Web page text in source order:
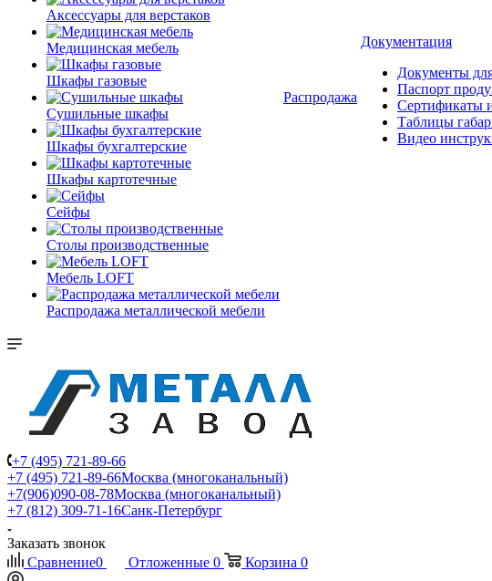
Аксессуары для верстаков
Медицинская мебель
Шкафы газовые
Сушильные шкафы
Шкафы бухгалтерские
Шкафы картотечные
Сейфы
Столы производственные
Мебель LOFT
Распродажа металлической мебели
Распродажа
Документация
Документы
Паспорт
Сертификаты
Таблицы
Видео
+7 (495) 721-89-66
+7 (495) 721-89-66Москва (многоканальный)
+7(906)090-08-78Москва (многоканальный)
+7 (812) 309-71-16Санк-Петербург
Заказать звонок
Сравнение0 Отложенные 0 Корзина 0